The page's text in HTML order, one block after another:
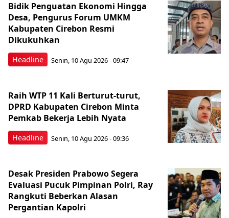
Headline
Bidik Penguatan Ekonomi Hingga
Desa, Pengurus Forum UMKM
Kabupaten Cirebon Resmi
Dikukuhkan
Senin, 10 Agu 2026 - 09:47
Headline
Raih WTP 11 Kali Berturut-turut,
DPRD Kabupaten Cirebon Minta
Pemkab Bekerja Lebih Nyata
Senin, 10 Agu 2026 - 09:36
Desak Presiden Prabowo Segera
Evaluasi Pucuk Pimpinan Polri, Ray
Rangkuti Beberkan Alasan
Pergantian Kapolri